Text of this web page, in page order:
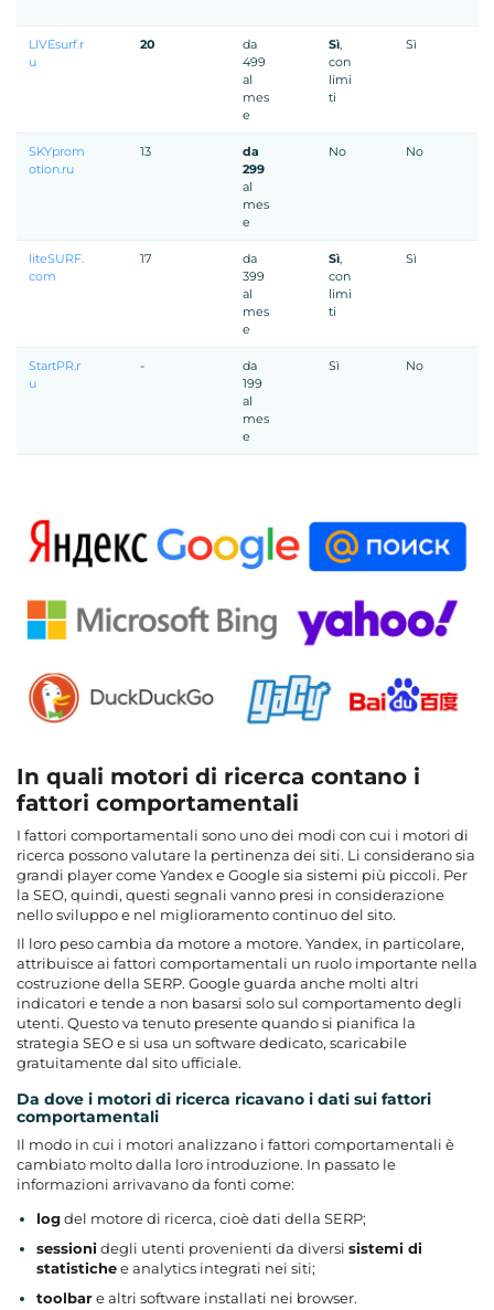
LIVEsurf.r
u
20
da
499
al
mes
e
Sì
con
limi
ti
Sì
SKYprom
otion.ru
13
da
299
al
mes
e
No No
liteSURF.
com
17
da
399
al
mes
e
Sì
con
limi
ti
Sì
StartPR.r
u
-
da
199
al
mes
e
Sì No
In quali motori di ricerca contano i
fattori comportamentali
I fattori comportamentali sono uno dei modi con cui i motori di
ricerca possono valutare la pertinenza dei siti. Li considerano sia
grandi player come Yandex e Google sia sistemi più piccoli. Per
la SEO, quindi, questi segnali vanno presi in considerazione
nello sviluppo e nel miglioramento continuo del sito.
Il loro peso cambia da motore a motore. Yandex, in particolare,
attribuisce ai fattori comportamentali un ruolo importante nella
costruzione della SERP. Google guarda anche molti altri
indicatori e tende a non basarsi solo sul comportamento degli
utenti. Questo va tenuto presentequando si pianifica la
strategia SEO e si usa un software dedicato, scaricabile
gratuitamente dal sito ufficiale.
Da dove i motori di ricerca ricavano i dati sui fattori
comportamentali
Il modo in cui i motori analizzano i fattori comportamentali è
cambiato molto dalla loro introduzione. In passato le
informazioni arrivavano da fonti come:
logdel motore di ricerca, cioè dati della SERP;
sessionidegli utenti provenienti da diversi sistemi di
statistichee analytics integrati nei siti;
toolbare altri software installati nei browser.